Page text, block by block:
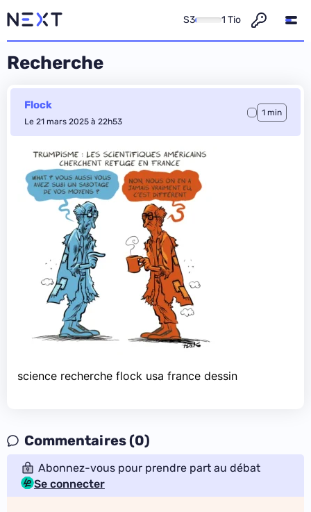
S3 1 Tio
Recherche
Flock
Le 21 mars 2025 à 22h53
1 min
science recherche flock usa france dessin
Commentaires (0)
Abonnez-vous pour prendre part au débat
Se connecter